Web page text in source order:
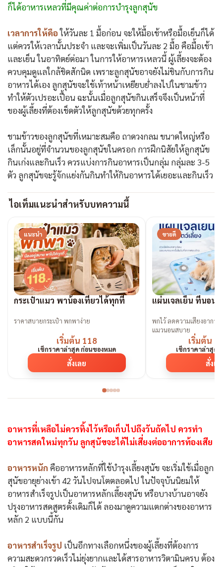
ก็ได้อาหารเหลวที่มีคุณค่าต่อการบำรุงลูกสุนัข
เวลาการให้คือให้วันละ 1 มื้อก่อน จะให้มื้อเช้าหรือมื้อเย็นก็ได้
แต่ควรให้เวลานั้นประจำ และจะเพิ่มเป็นวันละ 2 มื้อ คือมื้อเช้า
และเย็น ในอาทิตย์ต่อมา ในการให้อาหารเหลวนี้ ผู้เลี้ยงจะต้อง
ควบคุมดูแลใกล้ชิดสักนิด เพราะลูกสุนัขอาจยังไม่ชินกับการกิน
อาหารได้เอง ลูกสุนัขจะใช้เท้าหน้าเหยียบย่ำลงไปในชามข้าว
ทำให้ตัวเปรอะเปื้อน ฉะนั้นเมื่อลูกสุนัขกินเสร็จจึงเป็นหน้าที่
ของผู้เลี้ยงที่ต้องเช็ดตัวให้ลูกสุนัขด้วยทุกครั้ง
ชามข้าวของลูกสุนัขที่เหมาะสมคือ ถาดวงกลม ขนาดใหญ่หรือ
เล็กนั้นอยู่ที่จำนวนของลูกสุนัขในครอก การฝึกนิสัยให้ลูกสุนัข
กินเก่งและกินเร็ว ควรแบ่งการกินอาหารเป็นกลุ่ม กลุ่มละ 3-5
ตัว ลูกสุนัขจะรู้จักแย่งกันกินทำให้กินอาหารได้เยอะและกินเร็ว
ไอเท็มแนะนำสำหรับบทความนี้
แนะนำ
กระเป๋าแมว พาน้องเที่ยวได้ทุกที่
ราคาสบายกระเป๋า พกพาง่าย
เริ่มต้น 118
เช็กราคาล่าสุด ก่อนของหมด
สั่งเลย
ขายดี
แผ่นเจลเย็น ที่นอนเ
พกไว้ ลดความเสี่ยงอากา
แมวนอนสบาย
เริ่มต้น
เช็กราคาล่าสุด
สั่งเ
อาหารที่เหลือไม่ควรทิ้งไว้หรือเก็บไปถึงวันถัดไป ควรทำ
อาหารสดใหม่ทุกวัน ลูกสุนัขจะได้ไม่เสี่ยงต่ออาการท้องเสีย
อาหารหนัก คืออาหารหลักที่ใช้บำรุงเลี้ยงสุนัข จะเริ่มใช้เมื่อลูก
สุนัขอายุย่างเข้า 42 วันไปจนโตตลอดไป ในปัจจุบันนิยมให้
อาหารสำเร็จรูปเป็นอาหารหลักเลี้ยงสุนัข หรือบางบ้านอาจยัง
ปรุงอาหารสดสูตรดั้งเดิมก็ได้ ลองมาดูความแตกต่างของอาหาร
หลัก 2 แบบนี้กัน
อาหารสำเร็จรูป เป็นอีกทางเลือกหนึ่งของผู้เลี้ยงที่ต้องการ
ความสะดวกรวดเร็วไม่ยุ่งยากและได้สารอาหารวิตามินครบ ต้อง